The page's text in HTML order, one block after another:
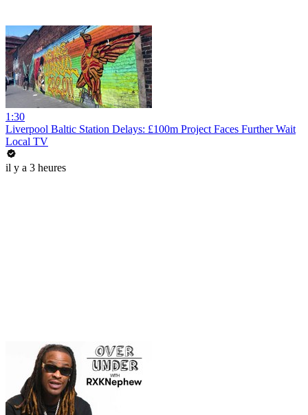
1:30
Liverpool Baltic Station Delays: £100m Project Faces Further Wait
Local TV
il y a 3 heures